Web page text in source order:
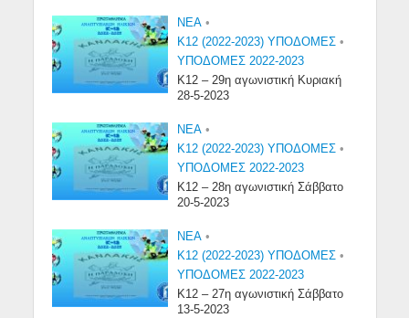
NEA •
Κ12 (2022-2023) ΥΠΟΔΟΜΕΣ •
ΥΠΟΔΟΜΕΣ 2022-2023
Κ12 – 29η αγωνιστική Κυριακή
28-5-2023
NEA •
Κ12 (2022-2023) ΥΠΟΔΟΜΕΣ •
ΥΠΟΔΟΜΕΣ 2022-2023
Κ12 – 28η αγωνιστική Σάββατο
20-5-2023
NEA •
Κ12 (2022-2023) ΥΠΟΔΟΜΕΣ •
ΥΠΟΔΟΜΕΣ 2022-2023
Κ12 – 27η αγωνιστική Σάββατο
13-5-2023